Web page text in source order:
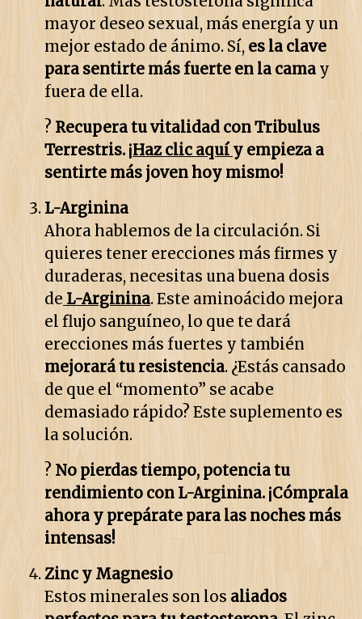
mayor deseo sexual, más energía y un
mejor estado de ánimo. Sí, es la clave
para sentirte más fuerte en la cama y
fuera de ella.
? Recupera tu vitalidad conTribulus
Terrestris. ¡Haz clic aquí y empieza a
sentirte más joven hoy mismo!
L-Arginina
Ahora hablemos de la circulación. Si
quieres tener erecciones más firmes y
duraderas, necesitas una buena dosis
de L-Arginina. Este aminoácido mejora
el flujo sanguíneo, lo que te dará
erecciones más fuertes y también
mejorará tu resistencia. ¿Estás cansado
de que el “momento” se acabe
demasiado rápido? Este suplemento es
la solución.
? No pierdas tiempo, potencia tu
rendimiento con L-Arginina. ¡Cómprala
ahora y prepárate para las noches más
intensas!
Zinc y Magnesio
Estos minerales son los aliados